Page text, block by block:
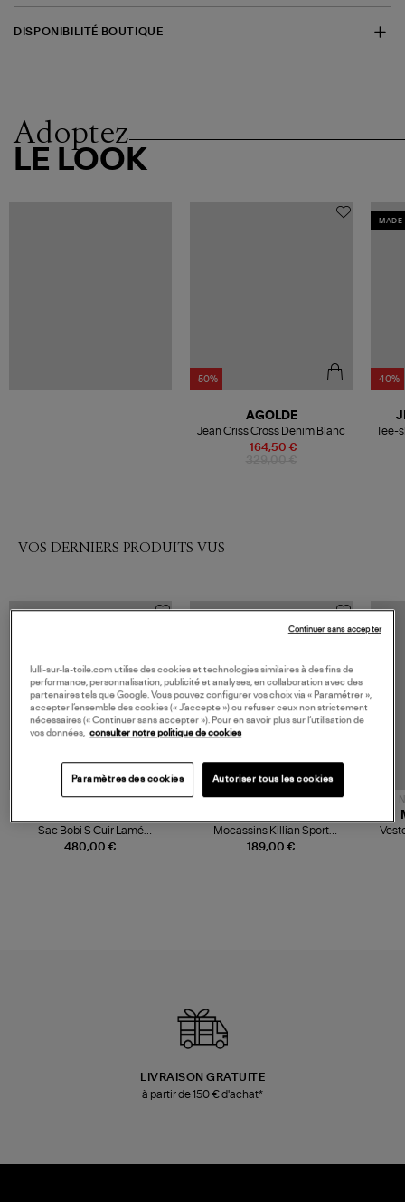
DISPONIBILITÉ BOUTIQUE
Adoptez
LE LOOK
-50%
164,50 €
AGOLDE
Jean Criss Cross Denim Blanc
MADE
-40%
Tee-
VOS DERNIERS PRODUITS VUS
480,00 €
Sac Bobi S Cuir Lamé
Champagne
NOUVELLE COLLECTION
189,00 €
Mocassins Killian Sport
Mousse
LIVRAISON GRATUITE
à partir de 150 € d'achat*
lulli-sur-la-toile.com utilise des cookies et technologies similaires à des fins de
performance, personnalisation, publicité et analyses, en collaboration avec des
partenaires tels que Google. Vous pouvez configurer vos choix via « Paramétrer »,
accepter l’ensemble des cookies (« J’accepte ») ou refuser ceux non strictement
nécessaires (« Continuer sans accepter »). Pour en savoir plus sur l’utilisation de
vos données, consulter notre politique de cookies
Paramètres des cookies Autoriser tous les cookies
Continuer sans accepter